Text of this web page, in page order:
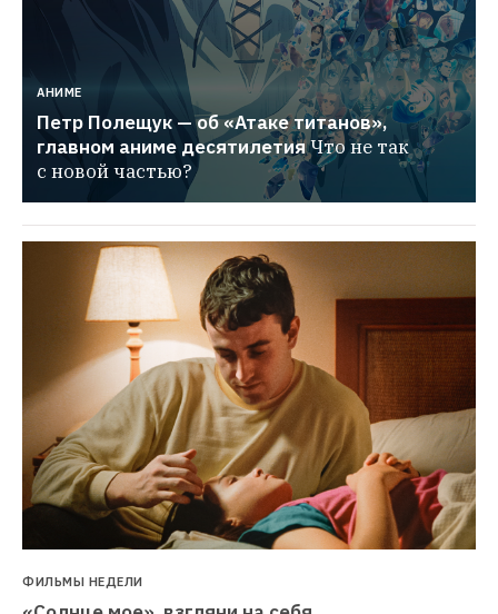
АНИМЕ
Петр Полещук — об «Атаке титанов»,
главном аниме десятилетияЧто не так
с новой частью?
ФИЛЬМЫ НЕДЕЛИ